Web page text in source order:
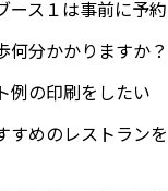
ース１は事前に予
何分かかりますか？
例の印刷をしたい
すめのレストラン